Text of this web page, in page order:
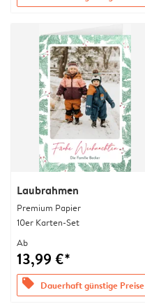
Laubrahmen
Premium Papier
10er Karten-Set
Ab
13,99 €*
offers Dauerhaft günstige Preise